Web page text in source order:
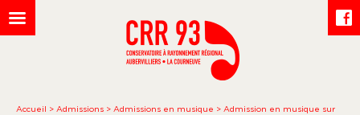
Accueil > Admissions > Admissions en musique > Admission en musique sur